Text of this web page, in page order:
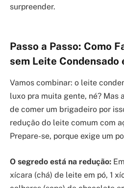
surpreender.
Passo a Passo: Como
sem Leite Condensado
Vamos combinar: o leite
luxo pra muita gente, né? Mas
de comer um brigadeiro por
redução do leite comum com
Prepare-se, porque exige um
O segredo está na redução:
xícara (chá) de leite em pó, 1